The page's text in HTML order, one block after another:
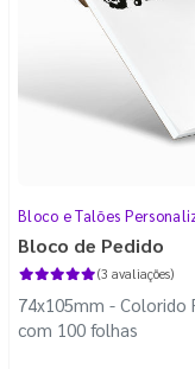
Bloco e Talões
Bloco de Pedido
(3 avaliações)
74x105mm - Colorido
com 100 folhas